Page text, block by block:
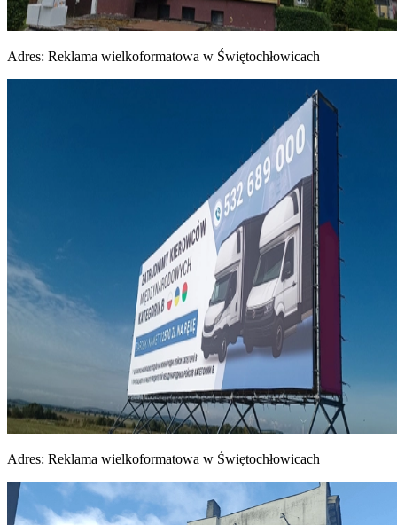
Adres: Reklama wielkoformatowa w Świętochłowicach
Adres: Reklama wielkoformatowa w Świętochłowicach